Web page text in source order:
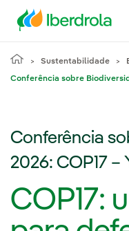
Sustentabilidade
Conferência sobre
Conferência
2026: COP17 –
COP17: